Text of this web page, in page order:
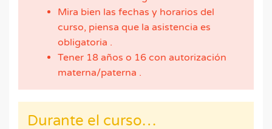
Mira bien las fechas y horarios del
curso, piensa que la asistencia es
obligatoria .
Tener 18 años o 16 con autorización
materna/paterna .
Durante el curso…